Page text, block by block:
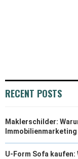
RECENT POSTS
Maklerschilder:
U-Form Sofa